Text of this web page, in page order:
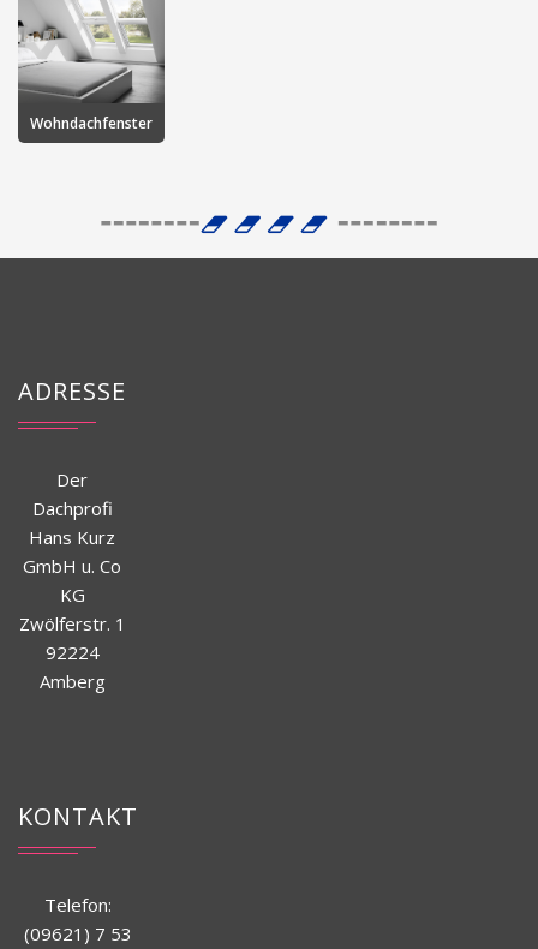
Wohndachfenster
ADRESSE
Der
Dachprofi
Hans Kurz
GmbH u. Co
KG
Zwölferstr. 1
92224
Amberg
KONTAKT
Telefon:
(09621) 7 53